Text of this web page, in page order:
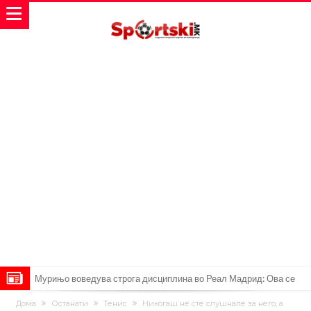
Тикет на денот (сабота, 08.08.2026)
Дома Останати Тенис
Никогаш не сте слушнале за него, а